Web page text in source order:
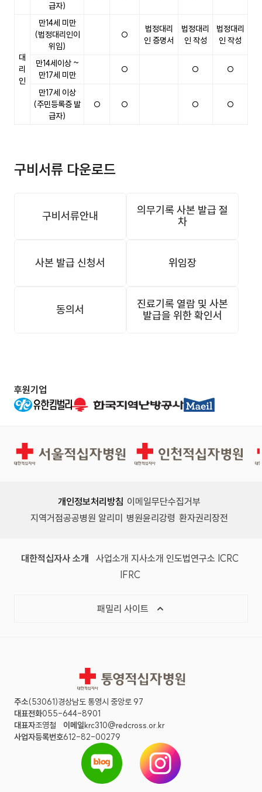
급자)
대
리
인
만14세 미만
(법정대리인이
위임)
○
법정대리
인 증명서
법정대리
인 작성
법정대리
인 작성
만14세이상 ~
만17세 미만
○ ○ ○
만17세 이상
(주민등록증 발
급자)
○ ○ ○ ○
구비서류 다운로드
구비서류안내
의무기록 사본 발급 절
차
사본 발급 신청서 위임장
동의서
진료기록 열람 및 사본
발급을 위한 확인서
후원기업
서울적십자병원 인천적십자병원
개인정보처리방침 이메일무단수집거부
지역거점공공병원 알리미
병원윤리강령 환자권리장전
대한적십자사 소개 사업소개 지사소개 인도법연구소 ICRC
IFRC
패밀리 사이트
통영적십자병원
주소(53061)경상남도 통영시 중앙로 97
대표전화055-644-8901
대표자조영철 이메일krc310@redcross.or.kr
사업자등록번호612-82-00279